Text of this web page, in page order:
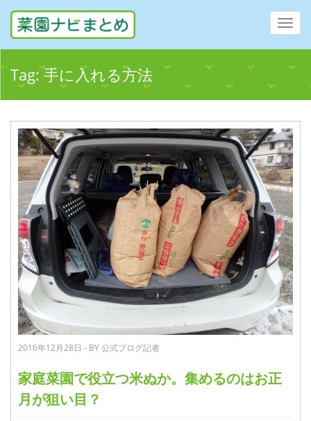
Tag:手に入れる方法
2016年12月28日 - BY 公式ブログ記者
家庭菜園で役立つ米ぬか。集めるのはお正
月が狙い目？